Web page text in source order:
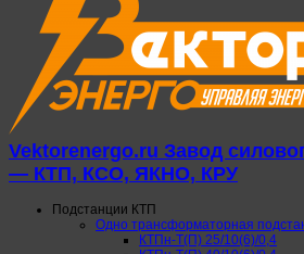
Vektorenergo.ru Завод
— КТП, КСО, ЯКНО, КРУ
Подстанции КТП
Одно трансформаторная
КТПн-Т(П) 25/10(6)/0,4